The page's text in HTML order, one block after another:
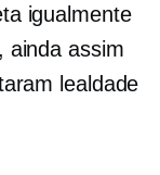
igualmente
ainda assim
lealdade